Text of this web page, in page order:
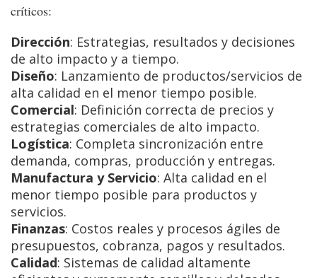
críticos:
Dirección: Estrategias, resultados y decisiones
de alto impacto y a tiempo.
Diseño: Lanzamiento de productos/servicios de
alta calidad en el menor tiempo posible.
Comercial: Definición correcta de precios y
estrategias comerciales de alto impacto.
Logística: Completa sincronización entre
demanda, compras, producción y entregas.
Manufactura y Servicio: Alta calidad en el
menor tiempo posible para productos y
servicios.
Finanzas: Costos reales y procesos ágiles de
presupuestos, cobranza, pagos y resultados.
Calidad: Sistemas de calidad altamente